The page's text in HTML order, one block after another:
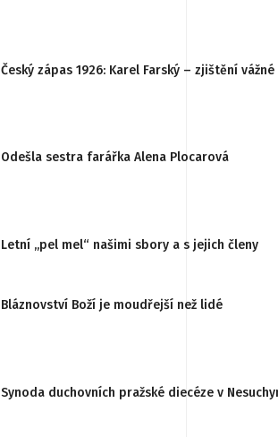
Český zápas 1926: Karel Farský – zjištění
Odešla sestra farářka Alena Plocarová
Letní „pel mel“ našimi sbory a s jejich členy
Bláznovství Boží je moudřejší než lidé
Synoda duchovních pražské diecéze v